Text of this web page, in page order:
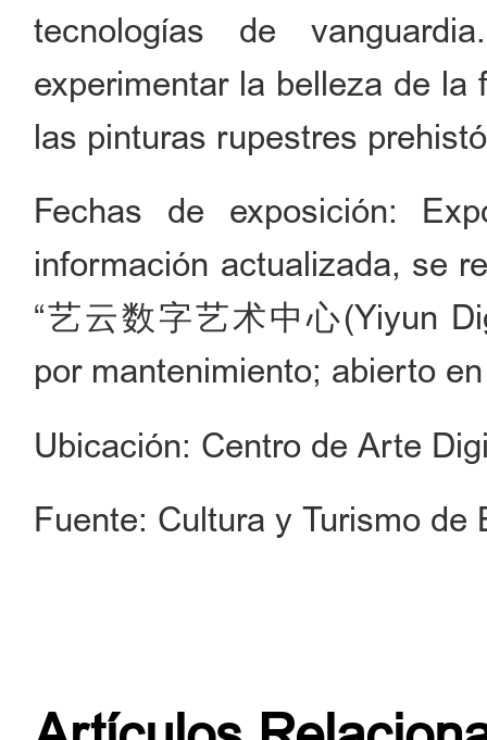
tecnologías de
experimentar la belleza de
las pinturas rupestres
Fechas de exposición:
información actualizada, se
“艺云数字艺术中心(Yiyun
por mantenimiento; abierto
Ubicación: Centro de Arte
Fuente: Cultura y Turismo de